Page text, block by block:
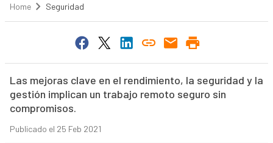
Home Seguridad
Las mejoras clave en el rendimiento, la seguridad y la
gestión implican un trabajo remoto seguro sin
compromisos.
Publicado el 25 Feb 2021